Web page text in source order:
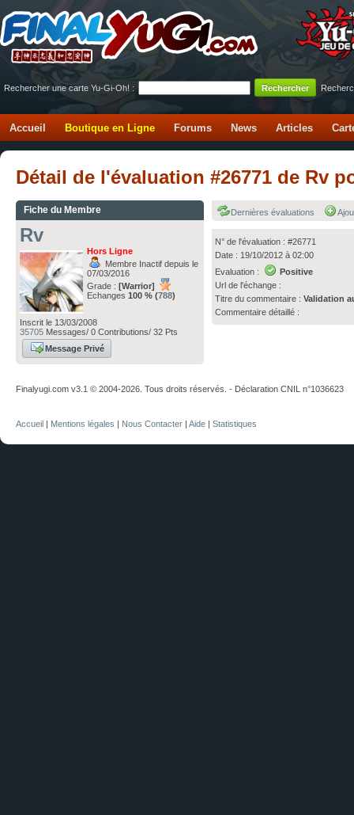
Rechercher une carte Yu-Gi-Oh! :
Accueil Boutique en Ligne Forums News Articles
Détail de l'évaluation #26771 de Rv
Fiche du Membre
Rv
Hors Ligne
Membre Inactif depuis le
07/03/2016
Grade : [Warrior]
Echanges 100 % (788)
Inscrit le 13/03/2008
35705 Messages/ 0 Contributions/ 32 Pts
Message Privé
Dernières évaluations
N° de l'évaluation : #26771
Date : 19/10/2012 à 02:00
Evaluation :
Positive
Url de l'échange :
Titre du commentaire :Validation
Commentaire détaillé :
Finalyugi.com v3.1 © 2004-2026. Tous droits réservés. - Déclaration CNIL n°1036623
Accueil | Mentions légales | Nous Contacter | Aide | Statistiques